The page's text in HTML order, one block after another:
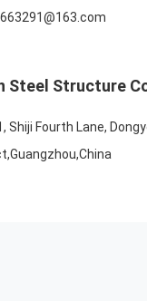
Steel Structure
Shiji Fourth Lane,